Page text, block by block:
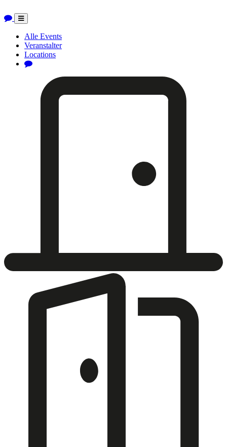
Toggle
navigation
Alle Events
Veranstalter
Locations